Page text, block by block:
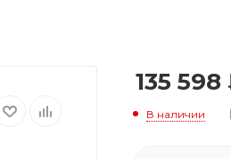
135 598
В наличии